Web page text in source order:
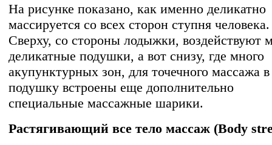
На рисунке показано, как именно деликатно
массируется со всех сторон ступня человека.
Сверху, со стороны лодыжки, воздействуют
деликатные подушки, а вот снизу, где много
акупунктурных зон, для точечного массажа в
подушку встроены еще дополнительно
специальные массажные шарики.
Растягивающий все тело массаж (Body